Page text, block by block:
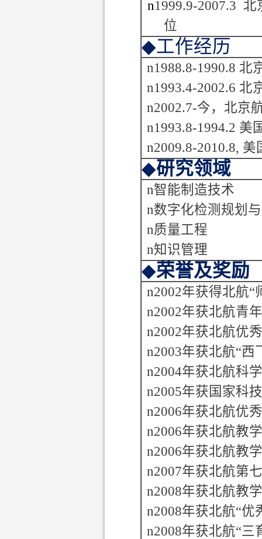
n1999.9-2007.3 北
位
◆工作经历
n1988.8-1990.8 北
n1993.4-2002.6 北
n2002.7-今，北京
n1993.8-1994.2 美
n2009.8-2010.8, 美
◆研究领域
n智能制造技术
n数字化检测规划
n质量工程
n知识管理
◆荣誉及奖励
n2002年获得北航“
n2002年获北航青
n2002年获北航优
n2003年获北航“西
n2004年获北航科
n2005年获国家科
n2006年获北航优
n2006年获北航教
n2006年获北航教
n2007年获北航第
n2008年获北航教
n2008年获北航“优
n2008年获北航“三